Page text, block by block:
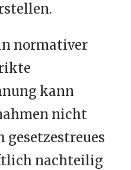
normativer
kann
nicht
gesetzestreues
nachteilig